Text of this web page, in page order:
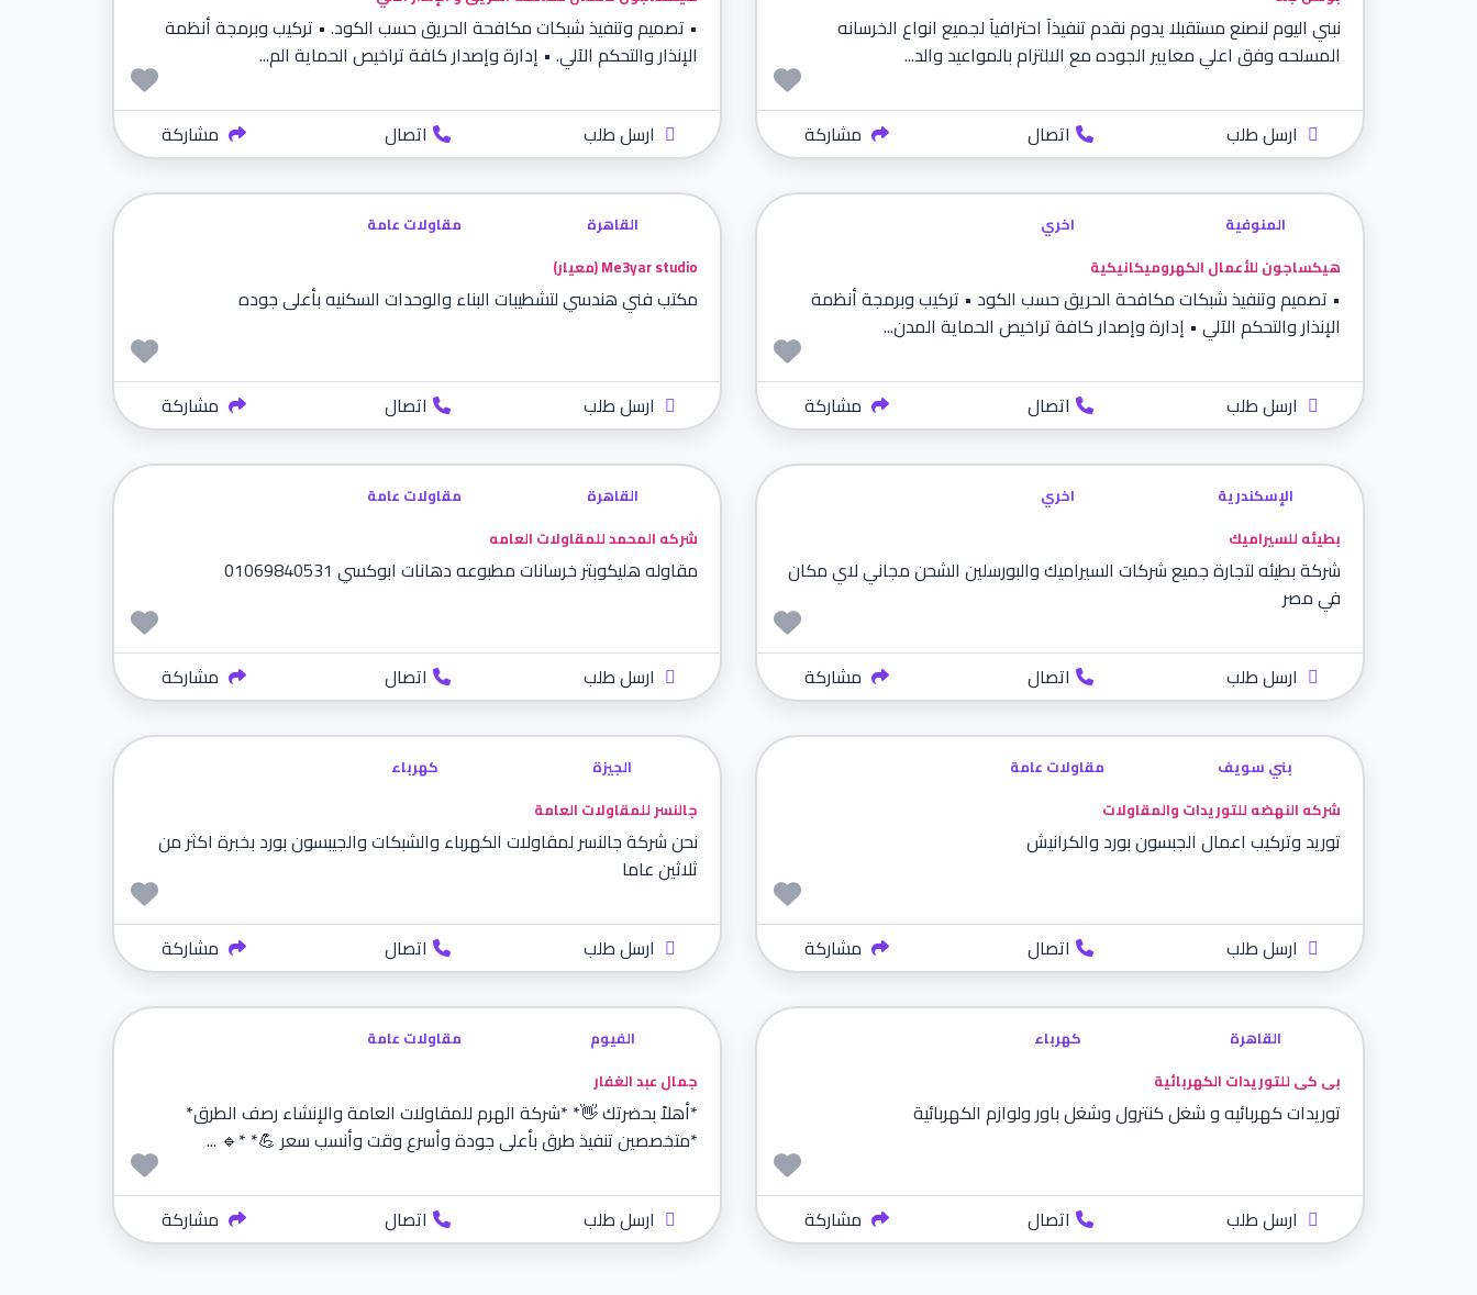
نبني اليوم لنصنع مستقبلا يدوم نقدم تنفيذآ احترافيآ لجميع انواع الخرسانه
المسلحه وفق اعلي معايير الجوده مع الالتزام بالمواعيد والد...
ارسل طلب اتصال مشاركة
• تصميم وتنفيذ شبكات مكافحة الحريق حسب الكود. • تركيب وبرمجة أنظمة
الإنذار والتحكم الآلي. • إدارة وإصدار كافة تراخيص الحماية الم...
ارسل طلب اتصال مشاركة
المنوفية
اخري
هيكساجون للأعمال الكهروميكانيكية
• تصميم وتنفيذ شبكات مكافحة الحريق حسب الكود • تركيب وبرمجة أنظمة
الإنذار والتحكم الآلي • إدارة وإصدار كافة تراخيص الحماية المدن...
ارسل طلب اتصال مشاركة
القاهرة
مقاولات عامة
Me3yar studio (معيار)
مكتب فني هندسي لتشطيبات البناء والوحدات السكنيه بأعلى جوده
ارسل طلب اتصال مشاركة
الإسكندرية
اخري
بطيئه للسيراميك
شركة بطيئه لتجارة جميع شركات السيراميك والبورسلين الشحن مجاني لاي مكان
في مصر
ارسل طلب اتصال مشاركة
القاهرة
مقاولات عامة
شركه المحمد للمقاولات العامه
مقاوله هليكوبتر خرسانات مطبوعه دهانات ابوكسي 01069840531
ارسل طلب اتصال مشاركة
بني سويف
مقاولات عامة
شركه النهضه للتوريدات والمقاولات
توريد وتركيب اعمال الجبسون بورد والكرانيش
ارسل طلب اتصال مشاركة
الجيزة
كهرباء
جالنسر للمقاولات العامة
نحن شركة جالنسر لمقاولات الكهرباء والشبكات والجيبسون بورد بخبرة اكثر من
ثلاثين عاما
ارسل طلب اتصال مشاركة
القاهرة
كهرباء
بى كى للتوريدات الكهربائية
توريدات كهربائيه و شغل كنترول وشغل باور ولوازم الكهربائية
ارسل طلب اتصال مشاركة
الفيوم
مقاولات عامة
جمال عبد الغفار
*أهلاً بحضرتك 👋* *شركة الهرم للمقاولات العامة والإنشاء رصف الطرق*
*متخصصين تنفيذ طرق بأعلى جودة وأسرع وقت وأنسب سعر 💪* *🔹 ...
ارسل طلب اتصال مشاركة